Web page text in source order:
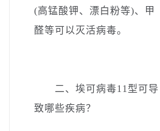
(高锰酸钾、漂白粉等)、甲
醛等可以灭活病毒。
二、­ 埃可病毒11型可导
致哪些疾病？